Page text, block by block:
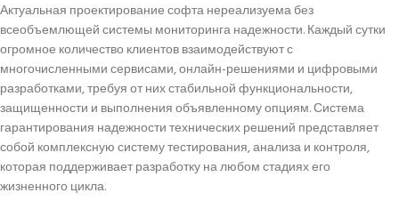
Актуальная проектирование софта нереализуема без
всеобъемлющей системы мониторинга надежности. Каждый сутки
огромное количество клиентов взаимодействуют с
многочисленными сервисами, онлайн-решениями и цифровыми
разработками, требуя от них стабильной функциональности,
защищенности и выполнения объявленному опциям. Система
гарантирования надежности технических решений представляет
собой комплексную систему тестирования, анализа и контроля,
которая поддерживает разработку на любом стадиях его
жизненного цикла.